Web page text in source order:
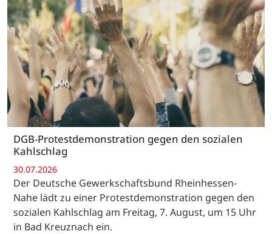
DGB-Protestdemonstration gegen den sozialen
Kahlschlag
30.07.2026
Der Deutsche Gewerkschaftsbund Rheinhessen-
Nahe lädt zu einer Protestdemonstration gegen den
sozialen Kahlschlag am Freitag, 7. August, um 15 Uhr
in Bad Kreuznach ein.